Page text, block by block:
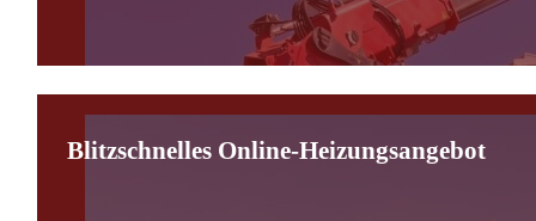
Blitzschnelles Online-Heizungsangebot